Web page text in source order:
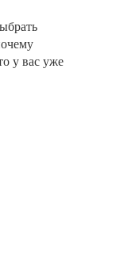
у вас уже